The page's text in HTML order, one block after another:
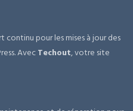
pour les mises à jour des
AvecTechout, votre site